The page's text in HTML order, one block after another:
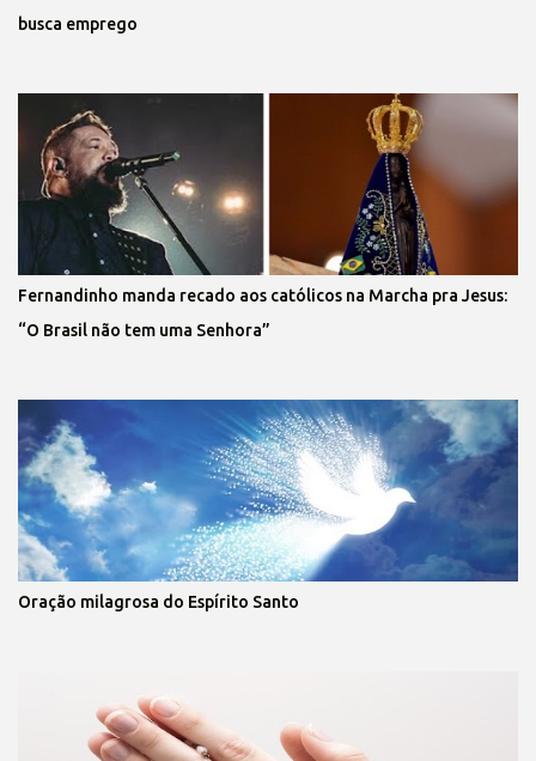
busca emprego
Fernandinho manda recado aos católicos na Marcha pra Jesus:
“O Brasil não tem uma Senhora”
Oração milagrosa do Espírito Santo